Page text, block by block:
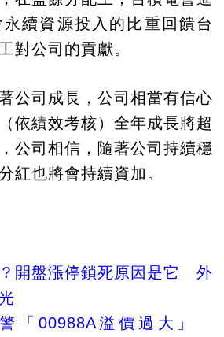
續資源投入的比重回饋台
對公司的貢獻。
公司成長，公司相當有信心
依績效考核）全年成長將超
公司相信，隨著公司持續穩
紅也將會持續資加。
開盤漲停鎖死原因是它 外
「00988A溢價過大」